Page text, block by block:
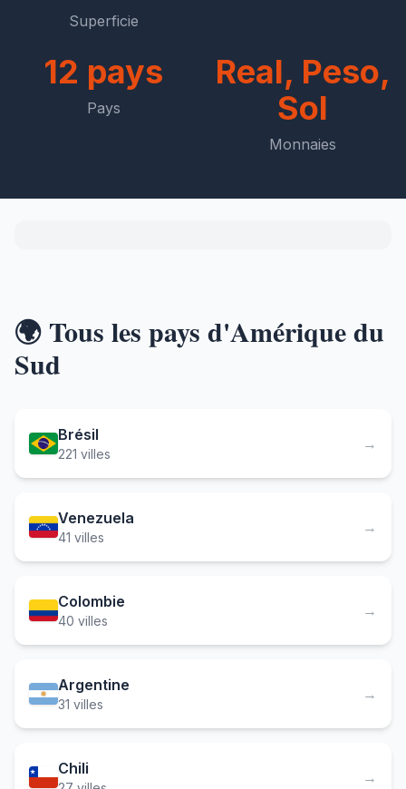
Superficie
12 pays
Pays
Real, Peso,
Sol
Monnaies
🌍 Tous les pays d'Amérique du
Sud
Brésil
221 villes
→
Venezuela
41 villes
→
Colombie
40 villes
→
Argentine
31 villes
→
Chili →